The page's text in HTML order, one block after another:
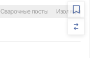
Сварочные посты Изоляция